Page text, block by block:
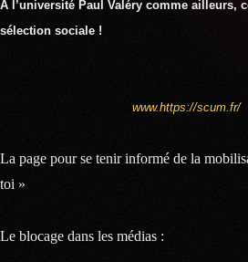
A l’université Paul Valéry comme ailleurs,
sélection sociale !
www.https://scum.fr/
La page pour se tenir informé de la
toi »
Le blocage dans les médias :